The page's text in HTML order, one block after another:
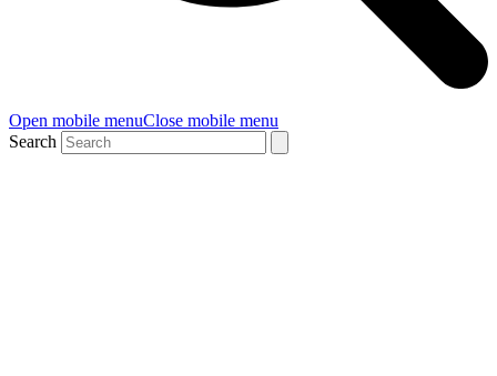
Open mobile menuClose mobile menu
Search